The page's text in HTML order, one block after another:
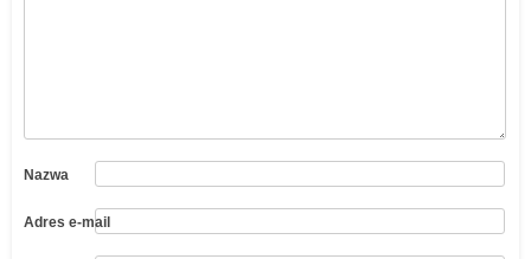
Nazwa
Adres e-mail